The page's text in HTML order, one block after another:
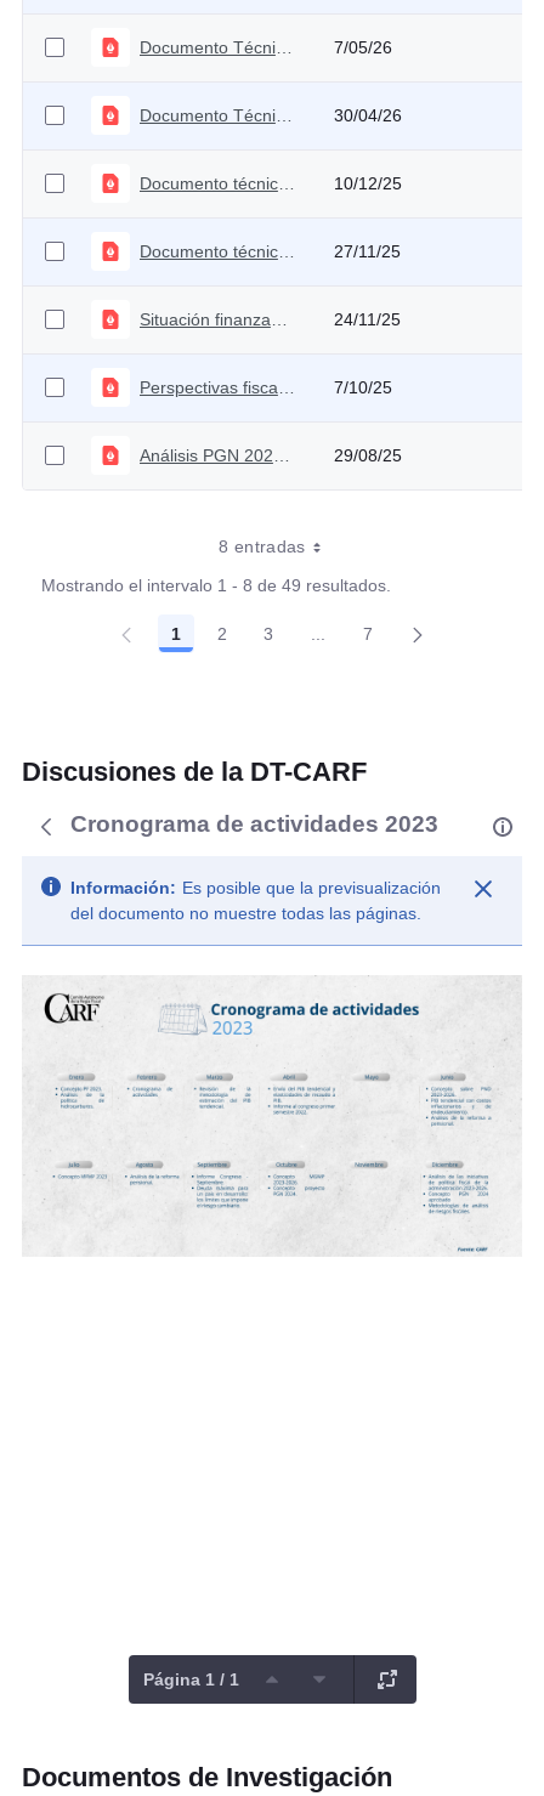
Documento Técnico PIB Tendencial 2026 7/05/26
Documento Técnico Elasticidades 2026 30/04/26
Documento técnico de la reforma a la salud 10/12/25
Documento técnico de perspectivas fiscales de 2025 y 2026 27/11/25
24/11/25
7/10/25
29/08/25
8 entradas
Mostrando el intervalo 1 - 8 de 49 resultados.
Página
1 Página
2 Página
3 ...Páginas intermedias Use
Página
7
Discusiones de la DT-CARF
Cronograma de actividades 2023
Información: Es posible que la previsualización
del documento no muestre todas las páginas.
Página 1 / 1
Documentos de Investigación